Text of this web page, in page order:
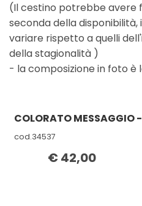
(Il cestino potrebbe avere
seconda della
variare rispetto a quelli
della stagionalità )
- la composizione in foto è
COLORATO MESSAGGIO
cod.34537
€ 42,00